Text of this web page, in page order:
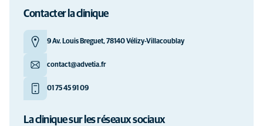
Contacter la clinique
9 Av. Louis Breguet, 78140 Vélizy-Villacoublay
contact@advetia.fr
01 75 45 91 09
La clinique sur les réseaux sociaux